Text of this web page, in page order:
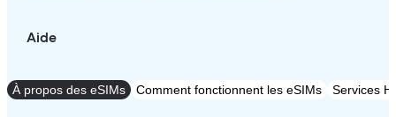
Aide
À propos des eSIMs Comment fonctionnent les eSIMs Services